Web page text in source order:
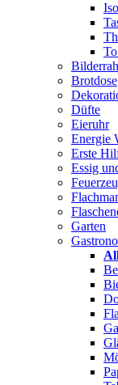
Brotdose
Düfte
Eieruhr
Energie
Erste
Essig
Garten